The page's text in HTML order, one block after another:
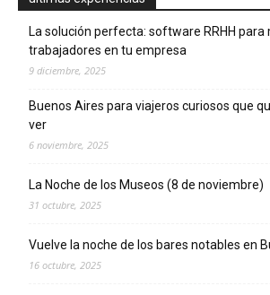
La solución perfecta: software RRHH
trabajadores en tu empresa
9 diciembre, 2025
Buenos Aires para viajeros curiosos que
ver
6 noviembre, 2025
La Noche de los Museos (8 de noviembre)
31 octubre, 2025
Vuelve la noche de los bares notables en
16 octubre, 2025